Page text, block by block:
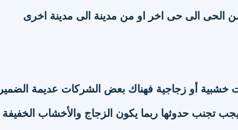
الى حى اخر او من مدينة الى مدينة اخرى
خشبية أو زجاجية فهناك بعض الشركات عديمة
تجنب حدوثها ربما يكون الزجاج والأخشاب